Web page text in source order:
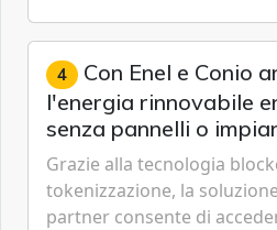
artificiale dell'azienda di
4 Con Enel e Conio
l'energia rinnovabile
senza pannelli o
Grazie alla tecnologia
tokenizzazione, la
partner consente di